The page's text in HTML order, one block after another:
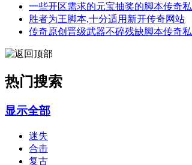
一些开区需求的元宝抽奖的脚本传奇私
胜者为王脚本,十分适用新开传奇网站
传奇原创晋级武器不碎残缺脚本传奇私
热门搜索
显示全部
迷失
合击
复古